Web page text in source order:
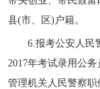
县(市、区)户籍。
6.报考公安人民警
2017年考试录用公
管理机关人民警察